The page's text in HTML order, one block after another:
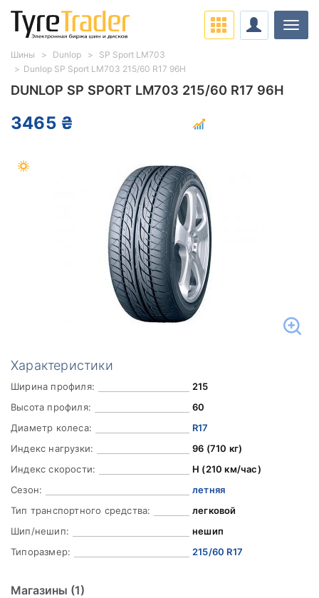
DUNLOP SP SPORT LM703 215/60 R17 96H
3465 ₴
Характеристики
Ширина профиля:
215
Высота профиля:
60
Диаметр колеса:
R17
Индекс нагрузки:
96 (710 кг)
Индекс скорости:
H (210 км/час)
Сезон:
летняя
Тип транспортного средства:
легковой
Шип/нешип:
нешип
Типоразмер:
215/60 R17
Магазины (1)
Шины Dunlop
SP Sport LM703
Dunlop SP Sport LM703 215/60 R17 96H